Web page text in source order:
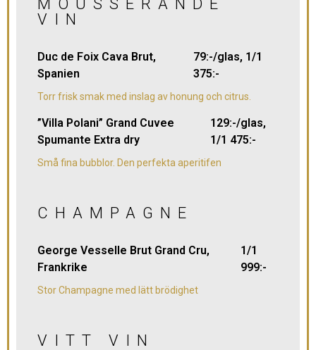
MOUSSERANDE
VIN
Duc de Foix Cava Brut,
Spanien
79:-/glas, 1/1
375:-
Torr frisk smak med inslag av honung och citrus.
”Villa Polani” Grand Cuvee
Spumante Extra dry
129:-/glas,
1/1 475:-
Små fina bubblor. Den perfekta aperitifen
CHAMPAGNE
George Vesselle Brut Grand Cru,
Frankrike
1/1
999:-
Stor Champagne med lätt brödighet
VITT VIN